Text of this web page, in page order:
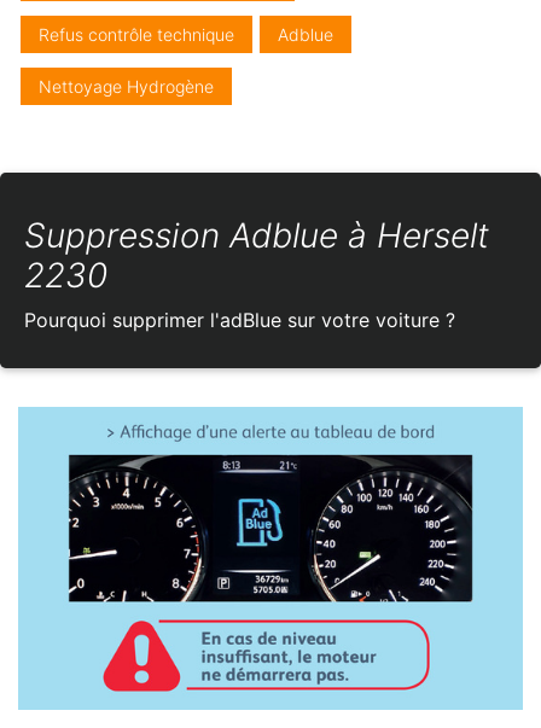
Refus contrôle technique Adblue
Nettoyage Hydrogène
Suppression Adblue à Herselt
2230
Pourquoi supprimer l'adBlue sur votre voiture ?